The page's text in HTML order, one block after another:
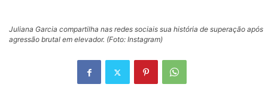
Juliana Garcia compartilha nas redes sociais sua história de superação após
agressão brutal em elevador. (Foto: Instagram)